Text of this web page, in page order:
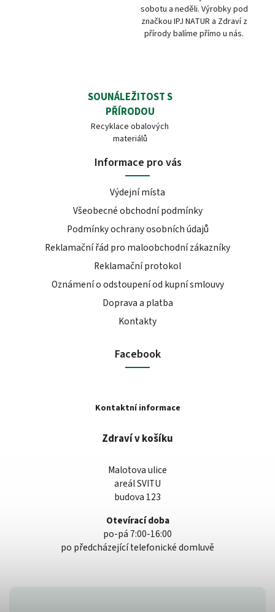
sobotu a neděli. Výrobky pod
značkou IPJ NATUR a Zdraví z
přírody balíme přímo u nás.
SOUNÁLEŽITOST S
PŘÍRODOU
Recyklace obalových
materiálů
Informace pro vás
Výdejní místa
Všeobecné obchodní podmínky
Podmínky ochrany osobních údajů
Reklamační řád pro maloobchodní zákazníky
Reklamační protokol
Oznámení o odstoupení od kupní smlouvy
Doprava a platba
Kontakty
Facebook
Kontaktní informace
Zdraví v košíku
Malotova ulice
areál SVITU
budova 123
Otevírací doba
po-pá 7:00-16:00
po předcházející telefonické domluvě